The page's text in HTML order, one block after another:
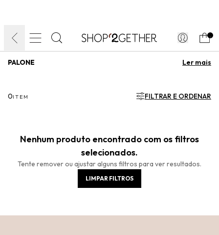
PALONE
0ITEM FILTRAR E ORDENAR
Nenhum produto encontrado com os filtros
selecionados.
Tente remover ou ajustar alguns filtros para ver resultados.
LIMPAR FILTROS